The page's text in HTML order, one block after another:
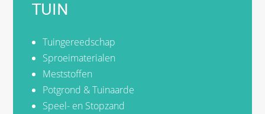
TUIN
Tuingereedschap
Sproeimaterialen
Meststoffen
Potgrond & Tuinaarde
Speel- en Stopzand